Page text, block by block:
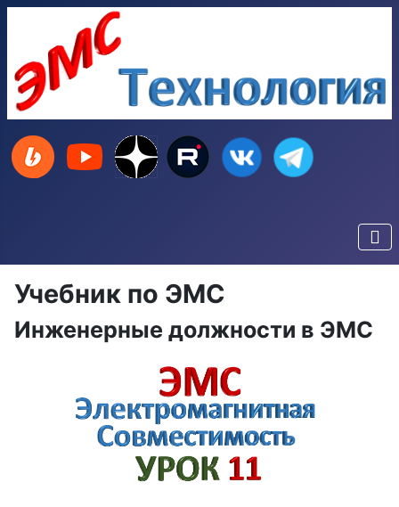
Учебник по ЭМС
Инженерные должности в ЭМС